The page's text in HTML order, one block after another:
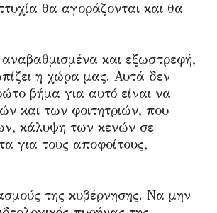
θα αγοράζονται και θα
και εξωστρεφή,
η χώρα μας. Αυτά δεν
βήμα για αυτό είναι να
και των φοιτητριών, που
κάλυψη των κενών σε
για τους αποφοίτους,
της κυβέρνησης. Να μην